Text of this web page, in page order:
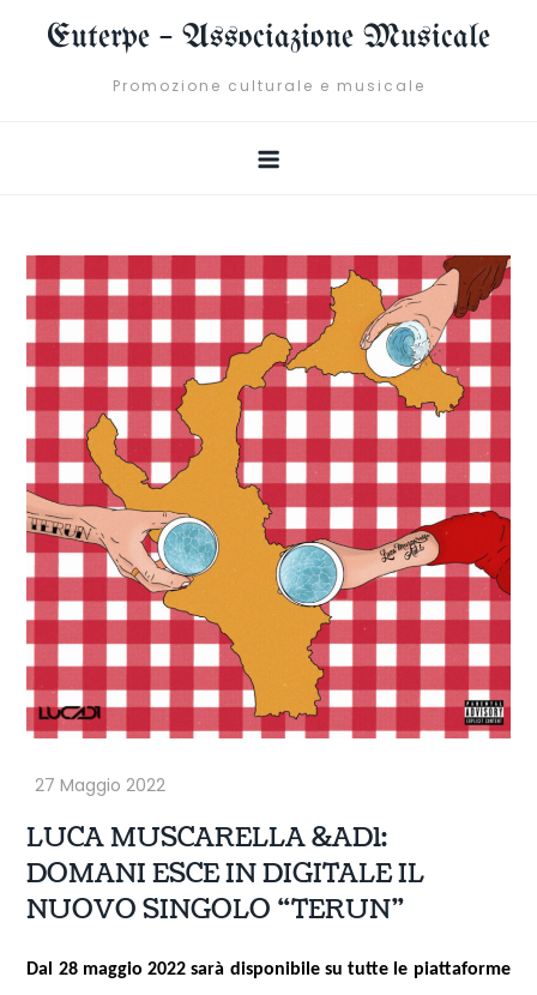
Euterpe – Associazione Musicale
Promozione culturale e musicale
LUCA MUSCARELLA &AD1:
DOMANI ESCE IN DIGITALE IL
NUOVO SINGOLO “TERUN”
Dal 28 maggio 2022 sarà disponibile su tutte le piattaforme